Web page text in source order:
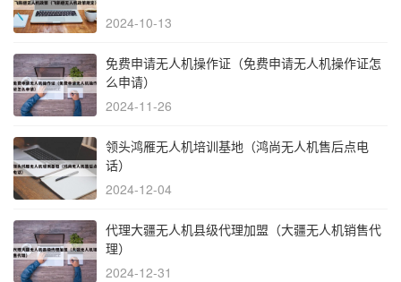
2024-10-13
免费申请无人机操作证（免费申请无人机操作证怎
么申请）
2024-11-26
领头鸿雁无人机培训基地（鸿尚无人机售后点电
话）
2024-12-04
代理大疆无人机县级代理加盟（大疆无人机销售代
理）
2024-12-31